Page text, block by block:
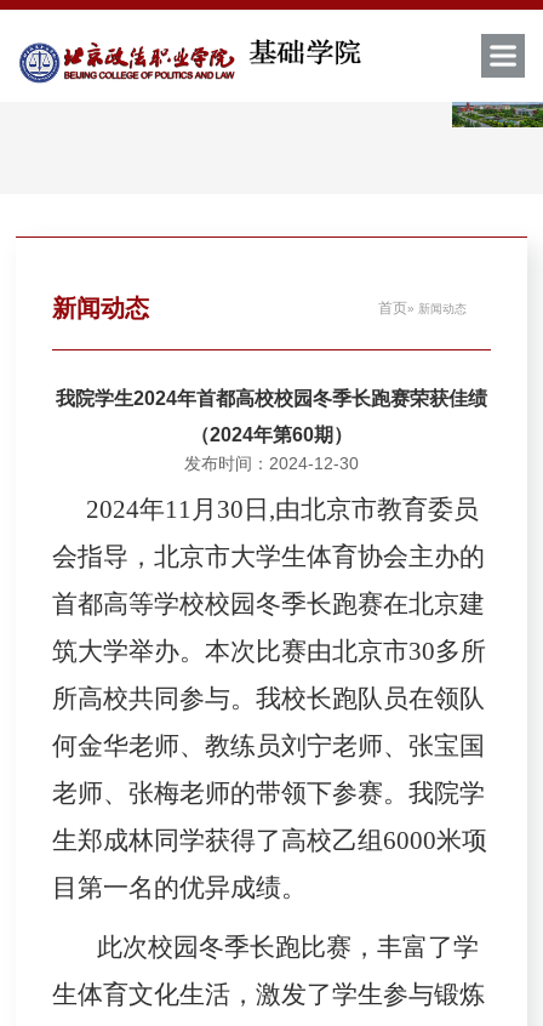
新闻动态 首页» 新闻动态
我院学生2024年首都高校校园冬季长跑赛荣获佳绩
（2024年第60期）
发布时间：2024-12-30
2024年11月 30 日 ,由北京市教育委员
会指导，北京市大学生体育协会主办的
首都高等学校校园冬季长跑赛在北京建
筑大学举办。本次比赛由北京市30多所
所高校共同参与。我校长跑队员在领队
何金华老师、教练员刘宁老师、张宝国
老师、张梅老师的带领下参赛。我院学
生郑成林同学获得了高校乙组6000米项
目第一名的优异成绩。
此次校园冬季长跑比赛，丰富了学
生体育文化生活，激发了学生参与锻炼